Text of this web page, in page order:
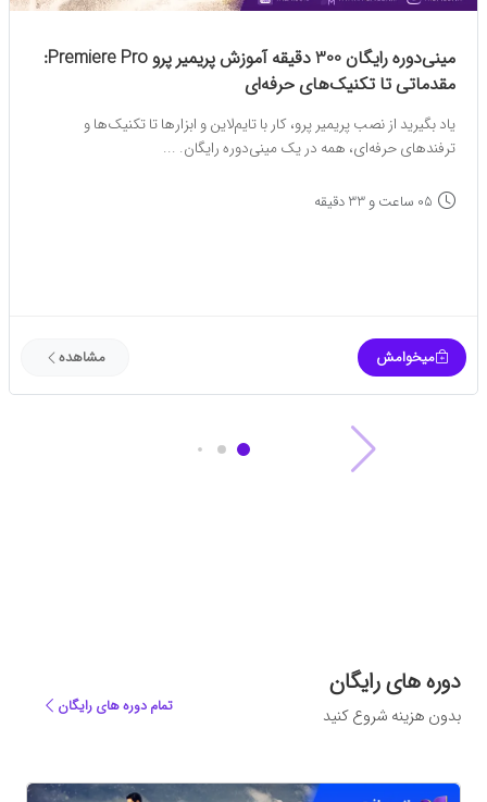
مینی‌دوره رایگان 300 دقیقه آموزش پریمیر پرو Premiere Pro:
مقدماتی تا تکنیک‌های حرفه‌ای
یاد بگیرید از نصب پریمیر پرو، کار با تایم‌لاین و ابزارها تا تکنیک‌ها و
ترفندهای حرفه‌ای، همه در یک مینی‌دوره رایگان. ...
05 ساعت و 33 دقیقه
میخوامش مشاهده
دوره های رایگان
بدون هزینه شروع کنید تمام دوره های رایگان